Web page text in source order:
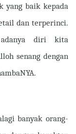
yang baik kepada
dan terperinci.
adanya diri kita
senang dengan
banyak orang-